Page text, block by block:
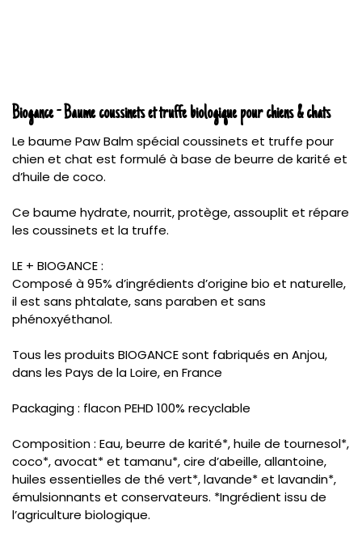
Biogance - Baume coussinets et truffe biologique pour chiens & chats
Le baume Paw Balm spécial coussinets et truffe pour
chien et chat est formulé à base de beurre de karité et
d’huile de coco.
Ce baume hydrate, nourrit, protège, assouplit et répare
les coussinets et la truffe.
LE + BIOGANCE :
Composé à 95% d’ingrédients d’origine bio et naturelle,
il est sans phtalate, sans paraben et sans
phénoxyéthanol.
Tous les produits BIOGANCE sont fabriqués en Anjou,
dans les Pays de la Loire, en France
Packaging : flacon PEHD 100% recyclable
Composition : Eau, beurre de karité*, huile de tournesol*,
coco*, avocat* et tamanu*, cire d’abeille, allantoine,
huiles essentielles de thé vert*, lavande* et lavandin*,
émulsionnants et conservateurs. *Ingrédient issu de
l’agriculture biologique.